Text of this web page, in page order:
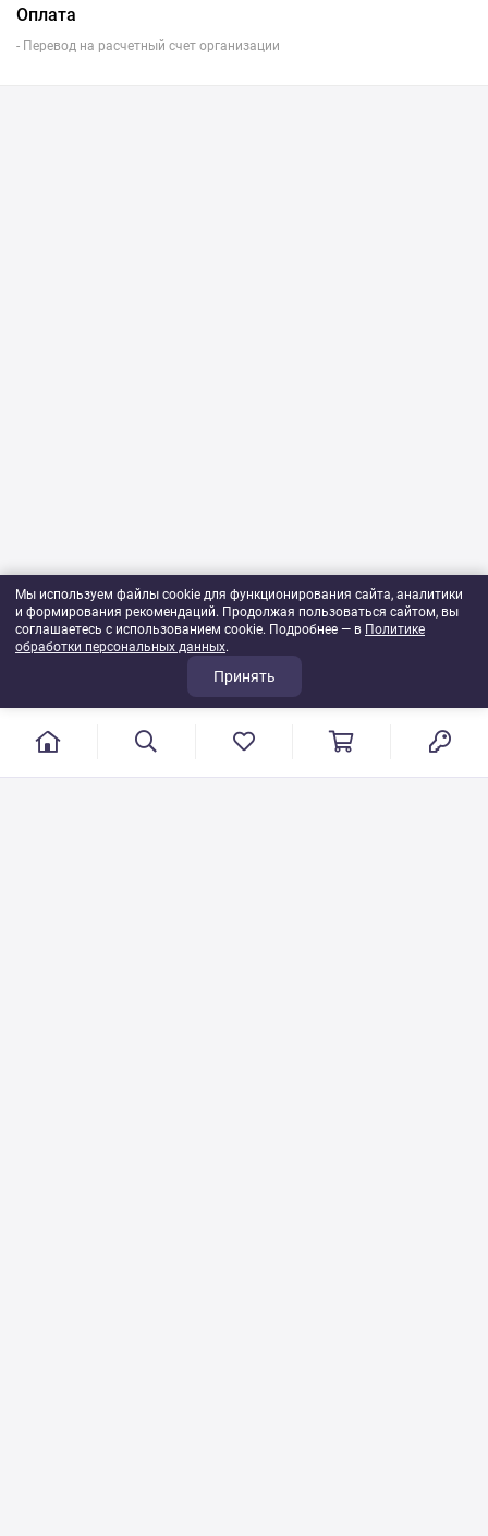
Оплата
- Перевод на расчетный счет организации
Мы используем файлы cookie для функционирования сайта, аналитики
и формирования рекомендаций. Продолжая пользоваться сайтом, вы
соглашаетесь с использованием cookie. Подробнее — в Политике
обработки персональных данных.
Принять